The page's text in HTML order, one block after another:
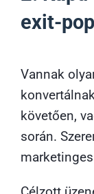
exit-
Vannak
követően,
során.